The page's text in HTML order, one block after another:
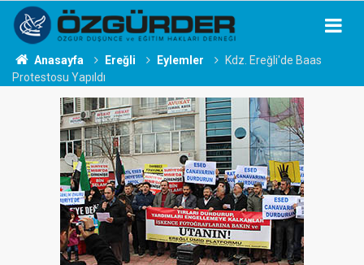
Anasayfa Ereğli Eylemler
Kdz. Ereğli'de Baas
Protestosu Yapıldı